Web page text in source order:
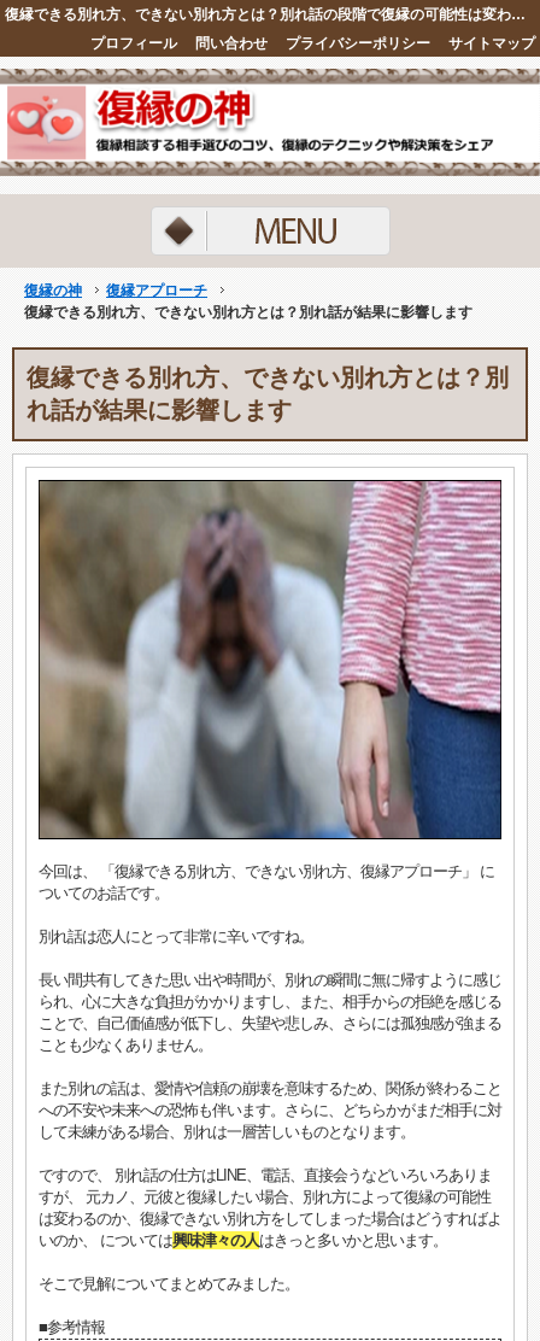
復縁できる別れ方、できない別れ方とは？別れ話の段階で復縁の可能性は変わてくる事実をしっかりと理解しましょう。復縁の神
サイトマップ
プライバシーポリシー
問い合わせ
プロフィール
ランキング
復縁の神
復縁アプローチ
復縁できる別れ方、できない別れ方とは？別れ話が結果に影響します
復縁できる別れ方、できない別れ方とは？別
れ話が結果に影響します
今回は、 「復縁できる別れ方、できない別れ方、復縁アプローチ」 に
ついてのお話です。
別れ話は恋人にとって非常に辛いですね。
長い間共有してきた思い出や時間が、別れの瞬間に無に帰すように感じ
られ、心に大きな負担がかかりますし、また、相手からの拒絶を感じる
ことで、自己価値感が低下し、失望や悲しみ、さらには孤独感が強まる
ことも少なくありません。
また別れの話は、愛情や信頼の崩壊を意味するため、関係が終わること
への不安や未来への恐怖も伴います。さらに、どちらかがまだ相手に対
して未練がある場合、別れは一層苦しいものとなります。
ですので、 別れ話の仕方はLINE、電話、直接会うなどいろいろありま
すが、 元カノ、元彼と復縁したい場合、別れ方によって復縁の可能性
は変わるのか、復縁できない別れ方をしてしまった場合はどうすればよ
いのか、 については興味津々の人はきっと多いかと思います。
そこで見解についてまとめてみました。
■参考情報